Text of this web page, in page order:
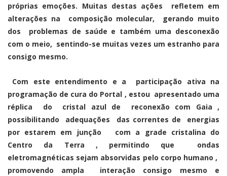
próprias emoções. Muitas destas ações refletem em
alterações na composição molecular, gerando muito
dos problemas de saúde e também uma desconexão
com o meio, sentindo-se muitas vezes um estranho para
consigo mesmo.
Com este entendimento e a participação ativa na
programação de cura do Portal , estou apresentado uma
réplica do cristal azul de reconexão com Gaia ,
possibilitando adequações das correntes de energias
por estarem em junção com a grade cristalina do
Centro da Terra , permitindo que ondas
eletromagnéticas sejam absorvidas pelo corpo humano ,
promovendo ampla interação consigo mesmo e